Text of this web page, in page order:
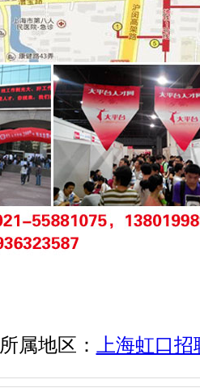
所属地区： 上海虹口